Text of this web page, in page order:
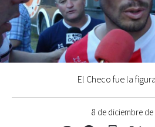
8 de diciembre de
El Checo fue la